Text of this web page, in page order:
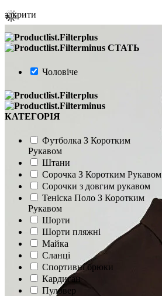
закрити
СТАТЬ
Чоловіче
КАТЕГОРІЯ
Футболка З Коротким
Рукавом
Штани
Сорочка З Коротким Рукавом
Сорочки з довгим рукавом
Теніска Поло З Коротким
Рукавом
Шорти
Шорти пляжні
Майка
Сланцi
Спортивні брюки
Кардиган
Пуловер